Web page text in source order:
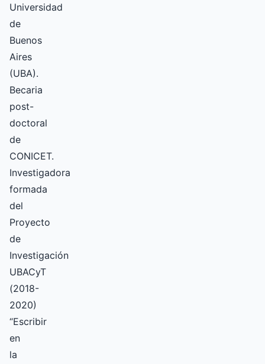
Universidad
de
Buenos
Aires
(UBA).
Becaria
post-
doctoral
de
CONICET.
Investigadora
formada
del
Proyecto
de
Investigación
UBACyT
(2018-
2020)
“Escribir
en
la